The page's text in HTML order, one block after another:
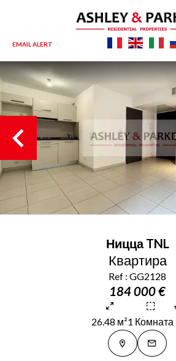
EMAIL ALERT
НиццаTNL
Квартира
Ref : GG2128
184 000 €
26.48 м²1 Комната